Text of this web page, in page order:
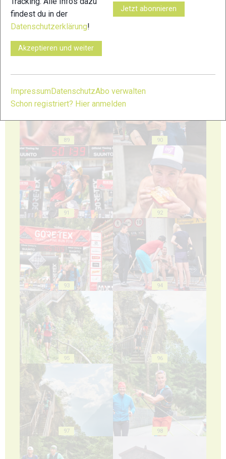
89 90
91 92
93 94
95 96
97 98
findest du in der
Datenschutzerklärung!
Akzeptieren und weiter
Jetzt abonnieren
Impressum DatenschutzAbo verwalten
Schon registriert? Hier anmelden